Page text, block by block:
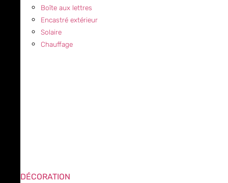
Boîte aux lettres
Encastré extérieur
Solaire
Chauffage
DÉCORATION